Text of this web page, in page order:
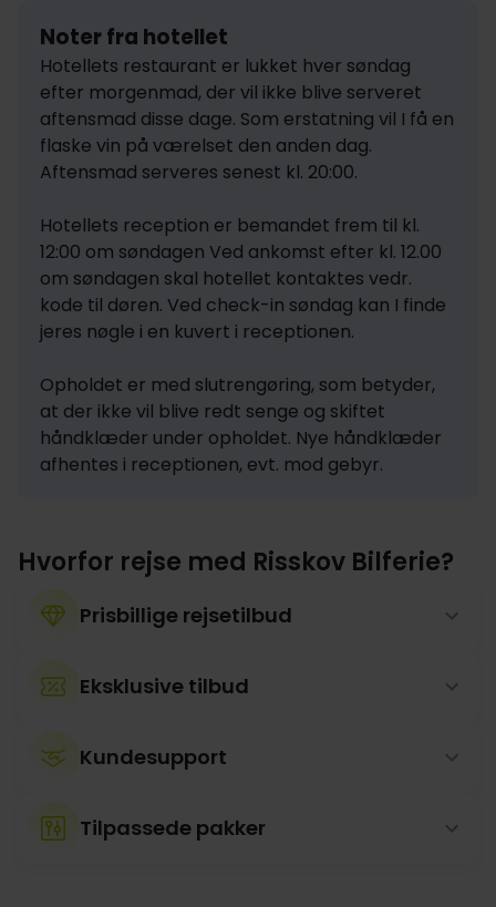
Noter fra hotellet
Hotellets restaurant er lukket hver søndag
efter morgenmad, der vil ikke blive serveret
aftensmad disse dage. Som erstatning vil I få en
flaske vin på værelset den anden dag.
Aftensmad serveres senest kl. 20:00.
Hotellets reception er bemandet frem til kl.
12:00 om søndagen Ved ankomst efter kl. 12.00
om søndagen skal hotellet kontaktes vedr.
kode til døren. Ved check-in søndag kan I finde
jeres nøgle i en kuvert i receptionen.
Opholdet er med slutrengøring, som betyder,
at der ikke vil blive redt senge og skiftet
håndklæder under opholdet. Nye håndklæder
afhentes i receptionen, evt. mod gebyr.
Hvorfor rejse med Risskov Bilferie?
Prisbillige rejsetilbud
Eksklusive tilbud
Kundesupport
Tilpassede pakker